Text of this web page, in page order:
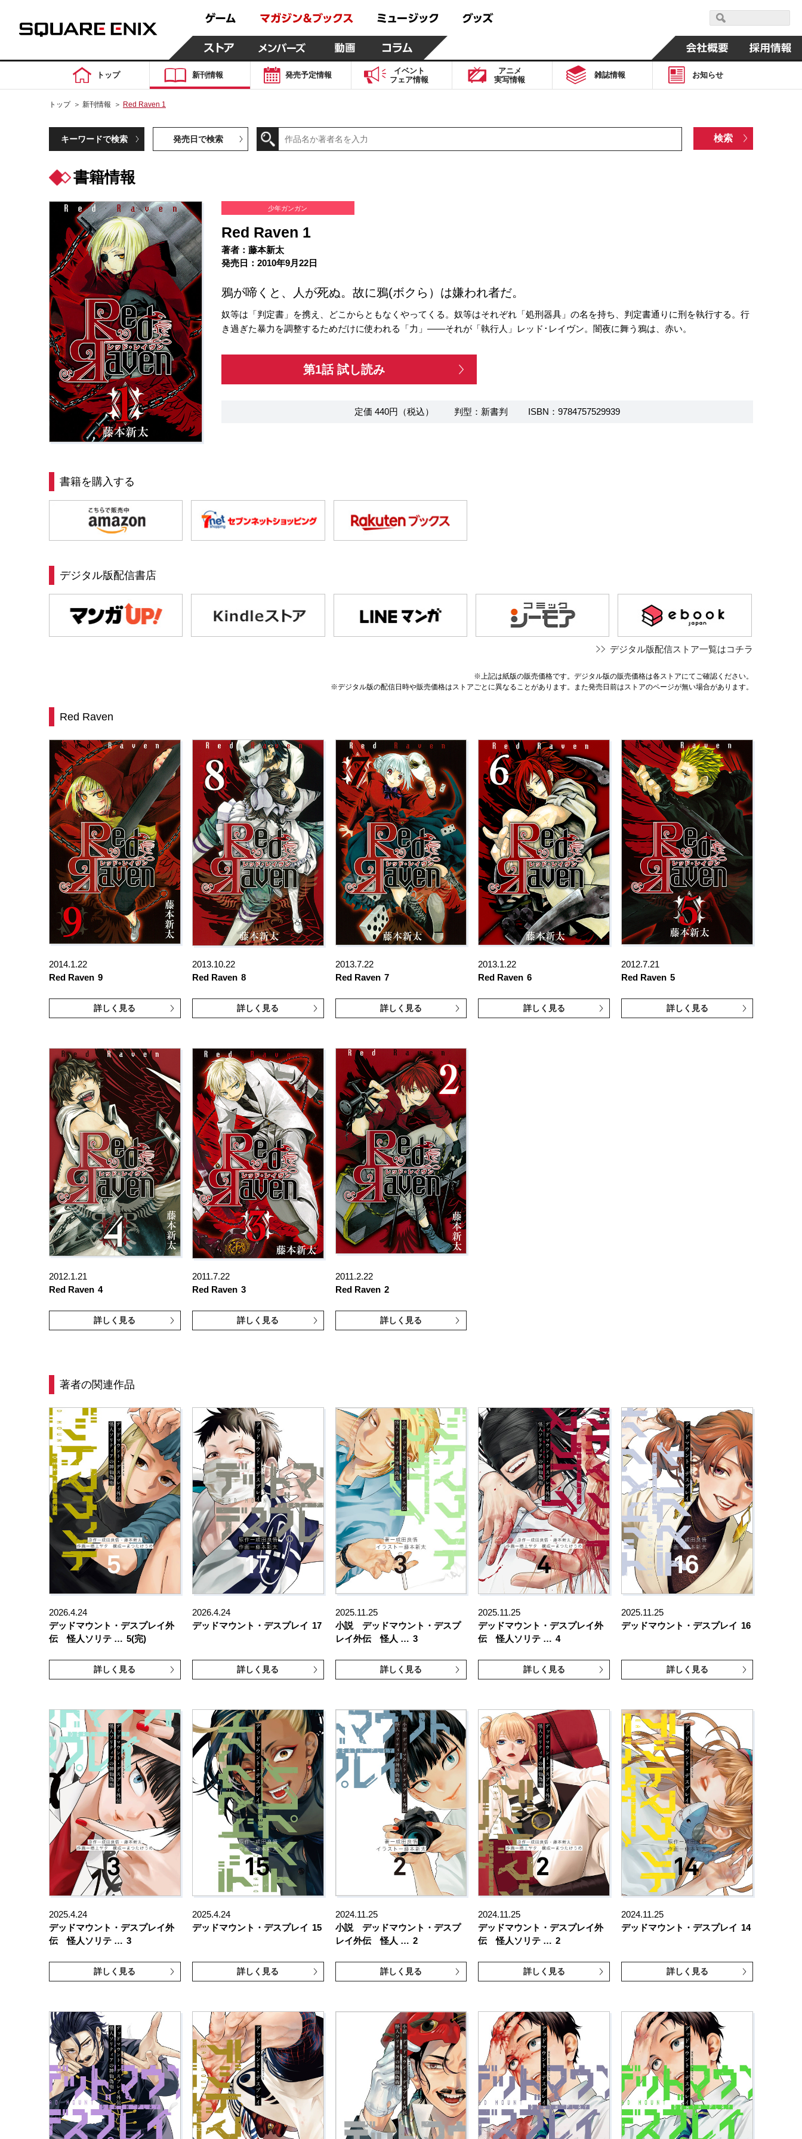
トップ 新刊情報 発売予定情報
イベント
フェア情報
アニメ
実写情報
雑誌情報 お知らせ
トップ ＞ 新刊情報 ＞ Red Raven 1
キーワードで検索 発売日で検索
書籍情報
少年ガンガン
Red Raven 1
著者：藤本新太
発売日：2010年9月22日
鴉が啼くと、人が死ぬ。故に鴉(ボクら）は嫌われ者だ。
奴等は「判定書」を携え、どこからともなくやってくる。奴等はそれぞれ「処刑器具」の名を持ち、判定書通りに刑を執行する。行
き過ぎた暴力を調整するためだけに使われる「力」――それが「執行人」レッド･レイヴン。闇夜に舞う鴉は、赤い。
第1話 試し読み
定価 440円（税込） 判型：新書判 ISBN：9784757529939
書籍を購入する
デジタル版配信書店
デジタル版配信ストア一覧はコチラ
※上記は紙版の販売価格です。デジタル版の販売価格は各ストアにてご確認ください。
※デジタル版の配信日時や販売価格はストアごとに異なることがあります。また発売日前はストアのページが無い場合があります。
Red Raven
2014.1.22
Red Raven 9
詳しく見る
2013.10.22
Red Raven 8
詳しく見る
2013.7.22
Red Raven 7
詳しく見る
2013.1.22
Red Raven 6
詳しく見る
2012.7.21
Red Raven 5
詳しく見る
2012.1.21
Red Raven 4
詳しく見る
2011.7.22
Red Raven 3
詳しく見る
2011.2.22
Red Raven 2
詳しく見る
著者の関連作品
2026.4.24
デッドマウント・デスプレイ外
伝 怪人ソリテ … 5(完)
詳しく見る
2026.4.24
デッドマウント・デスプレイ 17
詳しく見る
2025.11.25
小説 デッドマウント・デスプ
レイ外伝 怪人 … 3
詳しく見る
2025.11.25
デッドマウント・デスプレイ外
伝 怪人ソリテ … 4
詳しく見る
2025.11.25
デッドマウント・デスプレイ 16
詳しく見る
2025.4.24
デッドマウント・デスプレイ外
伝 怪人ソリテ … 3
詳しく見る
2025.4.24
デッドマウント・デスプレイ 15
詳しく見る
2024.11.25
小説 デッドマウント・デスプ
レイ外伝 怪人 … 2
詳しく見る
2024.11.25
デッドマウント・デスプレイ外
伝 怪人ソリテ … 2
詳しく見る
2024.11.25
デッドマウント・デスプレイ 14
詳しく見る